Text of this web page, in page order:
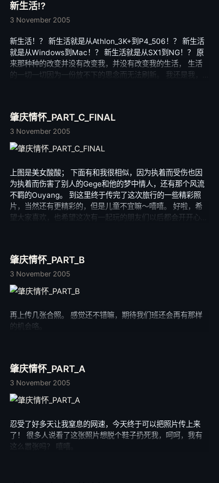
于我的幸福，我很执着； 然而，对于她的幸福，我更执着。
梦里的那个地方，我真的看到彩虹了，还有彩虹上牵着我的手
祷着要上天给她一个甜甜的美梦。 梦中，我们远足，走过彩
虹到达一个没有人的世界。那个地方，只有我们四季花开的牧
场。 牧场中，我们体验四季寒暑，目睹冬去春来，珍惜鸟语
花香。 《花雨夜》 by 张清芳 (白)昨夜梦里有个地方,红叶森
飞,那是树林里花儿纷飞 山风溪水篝篝炊烟,热汤木桌缺了谁 鸟
叫虫鸣,鸣声言语,何苦惹是是非非 山风溪水篝篝炊烟,热汤木桌
别喝醉 就算醉有了我,你更陶醉 你说我太傻人生本匆忙,花是裳
嫦,挥挥衣袖吧 我不想要历经沧桑 陶醉梦里紧抓不放给我好吗
山风溪水篝篝炊烟,热汤木桌缺了谁 不要笑我梦得太美,梦里等
着一首歌叫雨夜花 雨夜花花雨夜,夜里花儿明白谁 多么靓,多么
香,多么美
新生活!?
3 November 2005
新生活！？ 新生活就是从Athlon_3K+到P4_506！？ 新生活
就是从Windows到Mac！？ 新生活就是从SX1到NG！？ 原
来那种种的改变并没有改变我，并没有改变我的生活， 生活
的一切一切因为一份放不下的思念而无法刷新。 我还是我，
除了做梦，我发觉自己离幸福越来越远了… 守候什么？执着什
么？ 原来还是儿时不及边际的梦。 多了什么？坚持什么？ 原
来是心中放不下的女主角。 少了什么？悲哀什么？ 原来是那
双早已干枯苍白的翅膀。 世界变了，变得丰富，变得精彩。
唱那首歌：从此以后，无忧无求，故事平淡但当中有你，已经
足够… 歌声响起，我的心平静又浮躁。 那是我的新生活，在
很遥远的牧场，在未知的乌托邦，在难以达到的桃源。
肇庆情怀_PART_C_FINAL
3 November 2005
上图是美女酸酸； 下面有和我很相似，因为执着而受伤也因
为执着而伤害了别人的Gege和他的梦中情人，还有那个风流
不羁的Ouyang。 到这里终于传完了这次旅行的一些精彩照
片，当然还有更精彩的，但是儿童不宜嘛～嘻嘻。 好啦，希
望大家喜欢，也希望这次有一起玩的朋友们以后都会开开心
肇庆情怀_PART_B
3 November 2005
再上传几张合照。 感觉还不错嘛，期待我们班还会再有那样
的机会咯。
肇庆情怀_PART_A
3 November 2005
忍受了好多天让我窒息的网速，今天终于可以把照片传上来
了！ 很多人说看了这张照片想脱个鞋子扔死我，呵呵，我有
这么嚣张吗？ 嘻嘻。